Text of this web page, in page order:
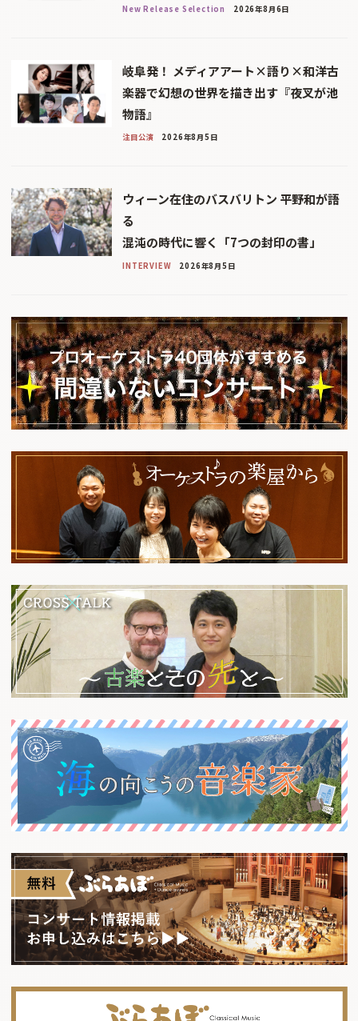
New Release Selection 2026年8月6日
岐阜発！ メディアアート×語り×和洋古
楽器で幻想の世界を描き出す『夜叉が池
物語』
注目公演 2026年8月5日
ウィーン在住のバスバリトン 平野和が語
る
混沌の時代に響く「7つの封印の書」
INTERVIEW 2026年8月5日